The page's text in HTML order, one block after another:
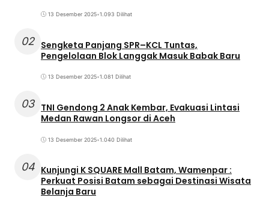
13 Desember 2025•1.093 Dilihat
02 Sengketa Panjang SPR–KCL Tuntas,
Pengelolaan Blok Langgak Masuk Babak Baru
13 Desember 2025•1.081 Dilihat
03 TNI Gendong 2 Anak Kembar, Evakuasi Lintasi
Medan Rawan Longsor di Aceh
13 Desember 2025•1.040 Dilihat
04 Kunjungi K SQUARE Mall Batam, Wamenpar :
Perkuat Posisi Batam sebagai Destinasi Wisata
Belanja Baru